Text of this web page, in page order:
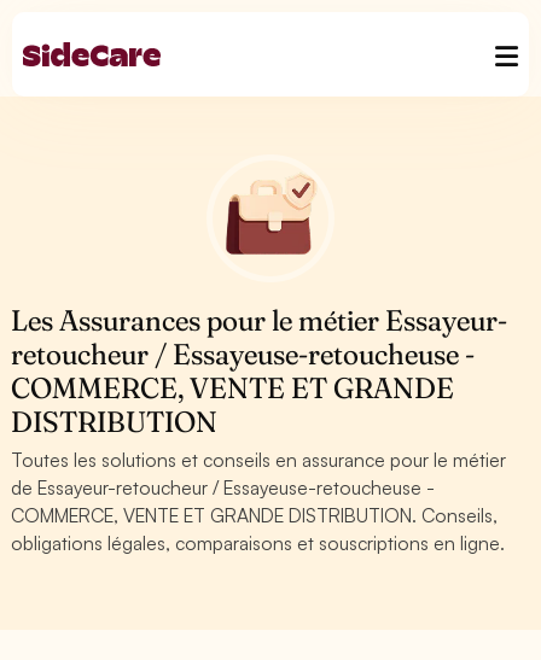
Les Assurances pour le métier Essayeur-
retoucheur / Essayeuse-retoucheuse -
COMMERCE, VENTE ET GRANDE
DISTRIBUTION
Toutes les solutions et conseils en assurance pour le métier
de Essayeur-retoucheur / Essayeuse-retoucheuse -
COMMERCE, VENTE ET GRANDE DISTRIBUTION. Conseils,
obligations légales, comparaisons et souscriptions en ligne.